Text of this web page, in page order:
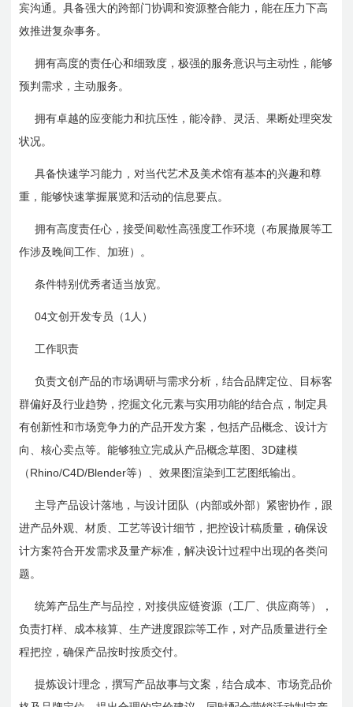
宾沟通。具备强大的跨部门协调和资源整合能力，能在压力下高
效推进复杂事务。
拥有高度的责任心和细致度，极强的服务意识与主动性，能够
预判需求，主动服务。
拥有卓越的应变能力和抗压性，能冷静、灵活、果断处理突发
状况。
具备快速学习能力，对当代艺术及美术馆有基本的兴趣和尊
重，能够快速掌握展览和活动的信息要点。
拥有高度责任心，接受间歇性高强度工作环境（布展撤展等工
作涉及晚间工作、加班）。
条件特别优秀者适当放宽。
04文创开发专员（ 1 人）
工作职责
负责文创产品的市场调研与需求分析，结合品牌定位、目标客
群偏好及行业趋势，挖掘文化元素与实用功能的结合点，制定具
有创新性和市场竞争力的产品开发方案，包括产品概念、设计方
向、核心卖点等。能够独立完成从产品概念草图、3D建模
（ Rhino/C4D/Blender等）、效果图渲染到工艺图纸输出。
主导产品设计落地，与设计团队（内部或外部）紧密协作，跟
进产品外观、材质、工艺等设计细节，把控设计稿质量，确保设
计方案符合开发需求及量产标准，解决设计过程中出现的各类问
题。
统筹产品生产与品控，对接供应链资源（工厂、供应商等），
负责打样、成本核算、生产进度跟踪等工作，对产品质量进行全
程把控，确保产品按时按质交付。
提炼设计理念，撰写产品故事与文案，结合成本、市场竞品价